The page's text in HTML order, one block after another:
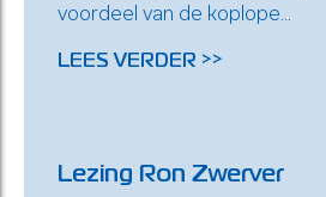
voordeel van de koplope...
LEES VERDER >>
Lezing Ron Zwerver